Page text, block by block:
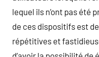
lequel ils n’ont pas été
de ces dispositifs est
répétitives et